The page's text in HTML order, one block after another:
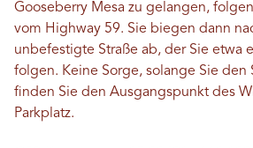
Gooseberry Mesa zu gelangen,
vom Highway 59. Sie biegen dann
unbefestigte Straße ab, der Sie etwa
folgen. Keine Sorge, solange Sie den
finden Sie den Ausgangspunkt des
Parkplatz.